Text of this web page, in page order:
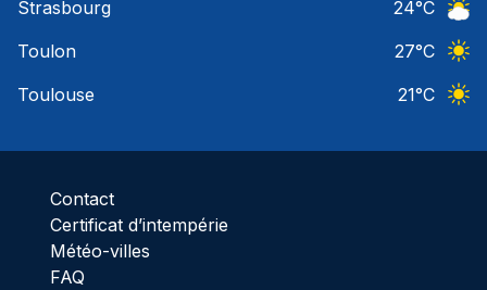
Strasbourg
24°C
Toulon
27°C
Toulouse
21°C
Contact
Certificat d’intempérie
Météo-villes
FAQ